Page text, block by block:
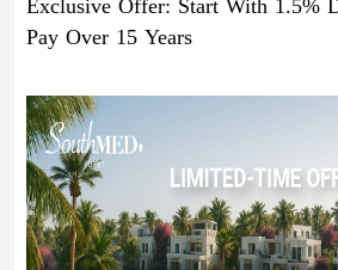
Pay Over 15 Years